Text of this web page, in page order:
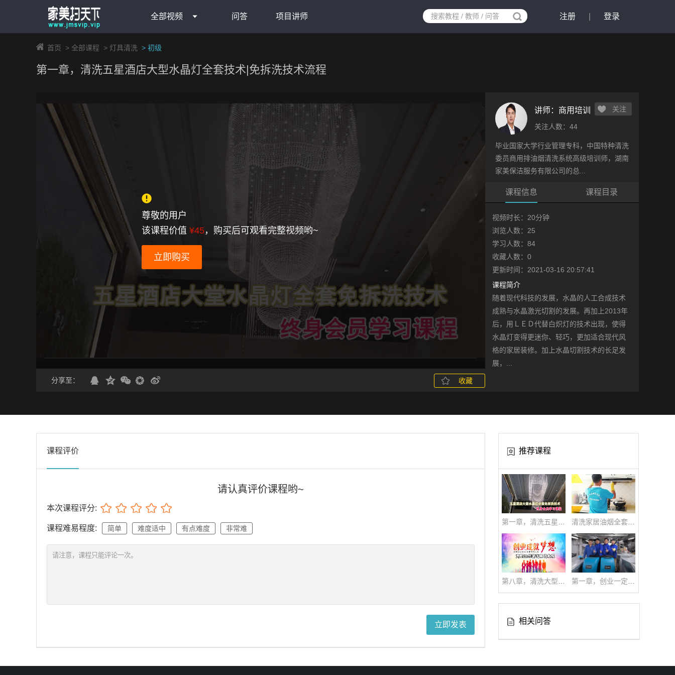
全部视频 问答 项目讲师 注册 登录
首页 > 全部课程 > 灯具清洗 > 初级
第一章，清洗五星酒店大型水晶灯全套技术|免拆洗技术流程
尊敬的用户
该课程价值 ¥45，购买后可观看完整视频哟~
立即购买
分享至： 收藏
讲师： 商用培训
关注人数：44
关注
毕业国家大学行业管理专科，中国特种清洗
委员商用排油烟清洗系统高级培训师，湖南
家美保洁服务有限公司的总...
课程信息 课程目录
视频时长：20分钟
浏览人数：25
学习人数：84
收藏人数：0
更新时间：2021-03-16 20:57:41
课程简介
随着现代科技的发展，水晶的人工合成技术
成熟与水晶激光切割的发展。再加上2013年
后，用ＬＥＤ代替白炽灯的技术出现，使得
水晶灯变得更迷你、轻巧，更加适合现代风
格的家居装修。加上水晶切割技术的长足发
展，...
课程评价
请认真评价课程哟~
本次课程评分:
课程难易程度: 简单 难度适中 有点难度 非常难
立即发表
推荐课程
相关问答